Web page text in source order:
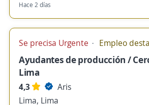
Hace 2 días
Se precisa Urgente Empleo
Ayudantes de producción /
Lima
4,3
Aris
Lima, Lima